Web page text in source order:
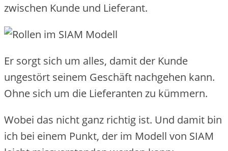
zwischen Kunde und Lieferant.
Er sorgt sich um alles, damit der Kunde
ungestört seinem Geschäft nachgehen kann.
Ohne sich um die Lieferanten zu kümmern.
Wobei das nicht ganz richtig ist. Und damit bin
ich bei einem Punkt, der im Modell von SIAM